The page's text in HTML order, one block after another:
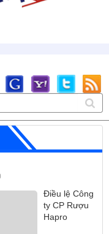
Điều lệ Công
ty CP Rượu
Hapro